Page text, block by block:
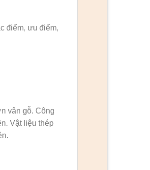
điểm, ưu điểm,
vân gỗ. Công
Vật liệu thép